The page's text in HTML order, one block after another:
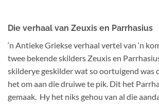
Die verhaal van Zeuxis en Parrhasius
‘n Antieke Griekse verhaal vertel van ‘n
twee bekende skilders Zeuxis en
skilderye geskilder wat so oortuigend was
het om aan die druiwe te pik. Dit het
gemaak. Hy het niks gehou van al die